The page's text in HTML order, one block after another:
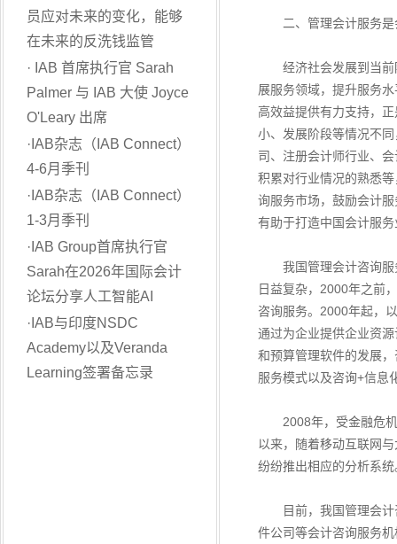
员应对未来的变化，能够
在未来的反洗钱监管
· IAB 首席执行官 Sarah
Palmer 与 IAB 大使 Joyce
O'Leary 出席
· IAB杂志（IAB Connect）
4-6月季刊
· IAB杂志（IAB Connect）
1-3月季刊
· IAB Group首席执行官
Sarah在2026年国际会计
论坛分享人工智能AI
· IAB与印度NSDC
Academy以及Veranda
Learning签署备忘录
二、管理会计服务是
经济社会发展到当前
展服务领域，提升服务
高效益提供有力支持，
小、发展阶段等情况不
司、注册会计师行业、
积累对行业情况的熟悉
询服务市场，鼓励会计
有助于打造中国会计服
我国管理会计咨询服
日益复杂，2000年之前
咨询服务。2000年起，
通过为企业提供企业资
和预算管理软件的发展
服务模式以及咨询+信息
2008年，受金融危机
以来，随着移动互联网
纷纷推出相应的分析系
目前，我国管理会计
件公司等会计咨询服务